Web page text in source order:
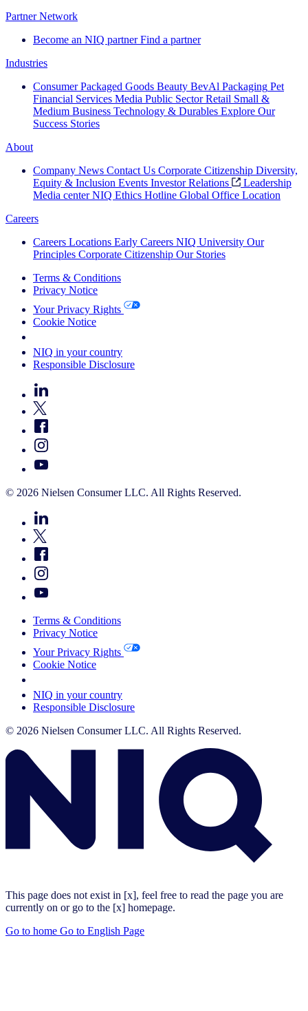
Partner Network
Become an NIQ partner Find a partner
Industries
Consumer Packaged Goods Beauty BevAl Packaging Pet
Financial Services Media Public Sector Retail Small &
Medium Business Technology & Durables Explore Our
Success Stories
About
Company News Contact Us Corporate Citizenship Diversity,
Equity & Inclusion Events Investor Relations
Leadership
Media center NIQ Ethics Hotline Global Office Location
Careers
Careers Locations Early Careers NIQ University Our
Principles Corporate Citizenship Our Stories
Terms & Conditions
Privacy Notice
Your Privacy Rights
Cookie Notice
NIQ in your country
Responsible Disclosure
© 2026 Nielsen Consumer LLC. All Rights Reserved.
Terms & Conditions
Privacy Notice
Your Privacy Rights
Cookie Notice
NIQ in your country
Responsible Disclosure
© 2026 Nielsen Consumer LLC. All Rights Reserved.
This page does not exist in [x], feel free to read the page you are
currently on or go to the [x] homepage.
Go to home Go to English Page